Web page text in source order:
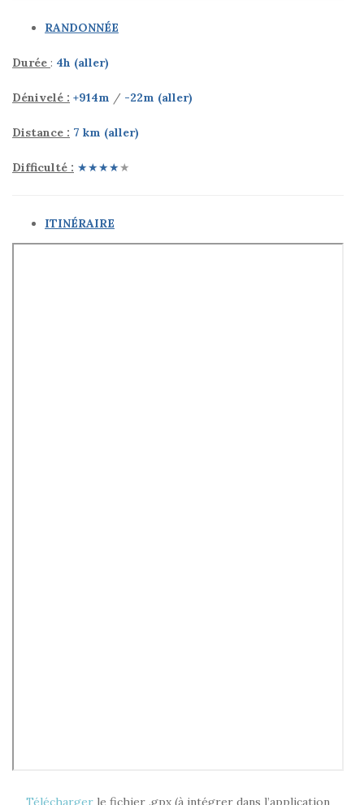
RANDONNÉE
Durée : 4h (aller)
Dénivelé : +914m / -22m (aller)
Distance : 7 km (aller)
Difficulté : ★★★★ ★
ITINÉRAIRE
Télécharger le fichier .gpx (à intégrer dans l’application